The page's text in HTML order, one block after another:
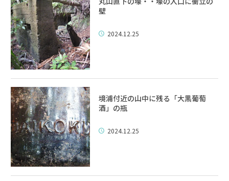
壁
2024.12.25
境浦付近の山中に残る「大黒葡萄
酒」の瓶
2024.12.25